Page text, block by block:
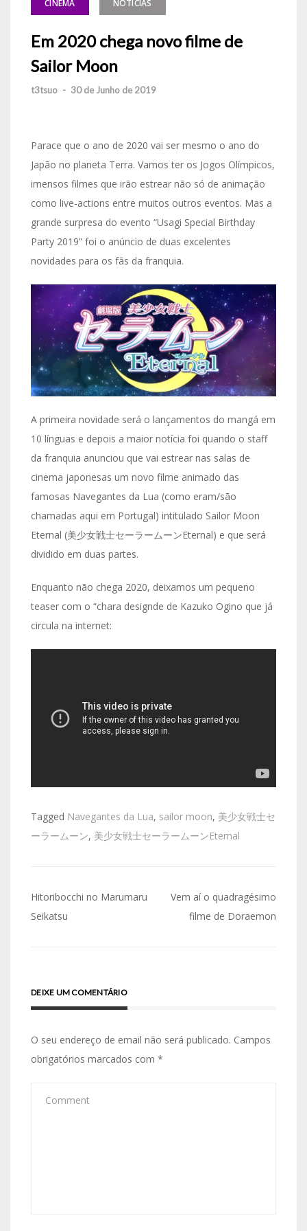
CINEMA NOTÍCIAS
Em 2020 chega novo filme de
Sailor Moon
t3tsuo - 30 de Junho de 2019
Parace que o ano de 2020 vai ser mesmo o ano do
Japão no planeta Terra. Vamos ter os Jogos Olímpicos,
imensos filmes que irão estrear não só de animação
como live-actions entre muitos outros eventos. Mas a
grande surpresa do evento “Usagi Special Birthday
Party 2019” foi o anúncio de duas excelentes
novidades para os fãs da franquia.
A primeira novidade será o lançamentos do mangá em
10 línguas e depois a maior notícia foi quando o staff
da franquia anunciou que vai estrear nas salas de
cinema japonesas um novo filme animado das
famosas Navegantes da Lua (como eram/são
chamadas aqui em Portugal) intitulado Sailor Moon
Eternal (美少女戦士セーラームーンEternal) e que será
dividido em duas partes.
Enquanto não chega 2020, deixamos um pequeno
teaser com o “chara designde de Kazuko Ogino que já
circula na internet:
Tagged Navegantes da Lua, sailor moon, 美少女戦士セ
ーラームーン, 美少女戦士セーラームーンEternal
Navegação
de
Hitoribocchi no Marumaru
Seikatsu
Vem aí o quadragésimo
filme de Doraemon
DEIXE UM COMENTÁRIO
O seu endereço de email não será publicado. Campos
obrigatórios marcados com *